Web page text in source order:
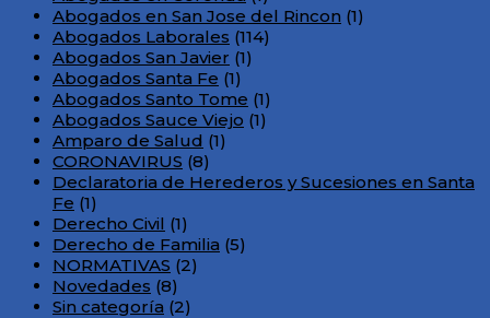
una
relación
laboral
encubierta
Abogados en San Jose del Rincon (1)
Abogados Laborales (114)
Abogados San Javier (1)
Abogados Santa Fe (1)
Abogados Santo Tome (1)
Abogados Sauce Viejo (1)
Amparo de Salud (1)
CORONAVIRUS (8)
Declaratoria de Herederos y Sucesiones en Santa
Fe (1)
Derecho Civil (1)
Derecho de Familia (5)
NORMATIVAS (2)
Novedades (8)
Sin categoría (2)